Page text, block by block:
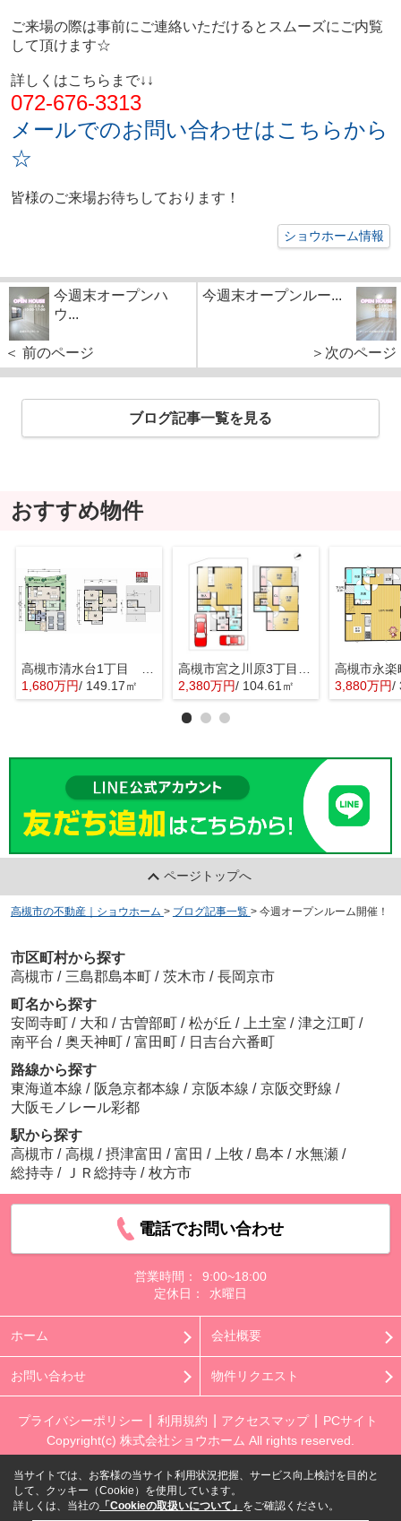
ご来場の際は事前にご連絡いただけるとスムーズにご内覧
して頂けます☆
詳しくはこちらまで↓↓
072-676-3313
メールでのお問い合わせはこちらから
☆
皆様のご来場お待ちしております！
ショウホーム情報
今週末オープンハ
ウ...
＜ 前のページ
今週末オープンルー...
＞次のページ
ブログ記事一覧を見る
おすすめ物件
1,680万円/ 149.17㎡
2,380万円/ 104.61㎡ 3,880万円/
ページトップへ
高槻市の不動産｜ショウホーム > ブログ記事一覧 > 今週オープンルーム開催！
市区町村から探す
高槻市 / 三島郡島本町 / 茨木市 / 長岡京市
町名から探す
安岡寺町 / 大和 / 古曽部町 / 松が丘 / 上土室 / 津之江町 /
南平台 / 奥天神町 / 富田町 / 日吉台六番町
路線から探す
東海道本線 / 阪急京都本線 / 京阪本線 / 京阪交野線 /
大阪モノレール彩都
駅から探す
高槻市 / 高槻 / 摂津富田 / 富田 / 上牧 / 島本 / 水無瀬 /
総持寺 / ＪＲ総持寺 / 枚方市
電話でお問い合わせ
営業時間：
9:00~18:00
定休日：
水曜日
ホーム 会社概要
お問い合わせ 物件リクエスト
プライバシーポリシー 利用規約 アクセスマップ
PCサイト
Copyright(c) 株式会社ショウホーム All rights reserved.
当サイトでは、お客様の当サイト利用状況把握、サービス向上検討を目的と
して、クッキー（Cookie）を使用しています。
詳しくは、当社の 「Cookieの取扱いについて」 をご確認ください。